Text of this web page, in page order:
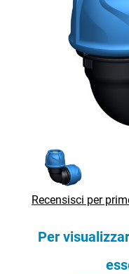
Recensisci per
Per